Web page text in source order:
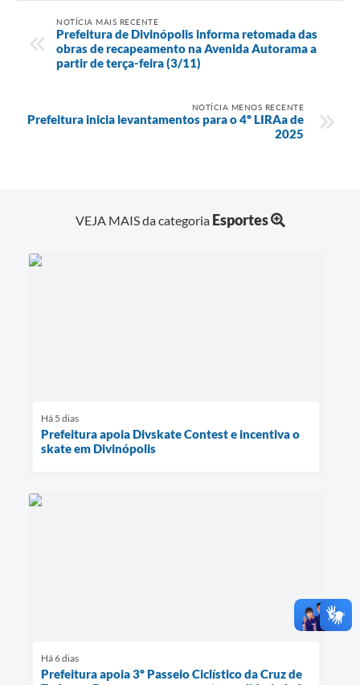
NOTÍCIA MAIS RECENTE
Prefeitura de Divinópolis informa retomada das
obras de recapeamento na Avenida Autorama a
partir de terça-feira (3/11)
NOTÍCIA MENOS RECENTE
Prefeitura inicia levantamentos para o 4º LIRAa de
2025
VEJA MAIS da categoria Esportes
Há 5 dias
Prefeitura apoia Divskate Contest e incentiva o
skate em Divinópolis
Há 6 dias
Prefeitura apoia 3º Passeio Ciclístico da Cruz de